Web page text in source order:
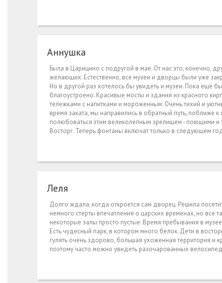
Аннушка
Была в Царицино с подругой в мае. От нас это, конечно,
желающих. Естественно, все музеи и дворцы были уже
Но в другой раз хотелось бы увидеть и музеи. Пока ещё
благоустроено. Красивые мосты и здания из красного
тележками с напитками и мороженным. Очень тихий и
время заката, мы направились в обратный путь, поближе
полюбоваться этим великолепным зрелищем - поющими
Восторг. Теперь фонтаны включат только в следующем
Леля
Долго ждала, когда откроется сам дворец. Решила
немного стерты впечатления о царских временах, но все
некоторые залы просто пустые. Время пребывания в
Есть чудесный парк, в котором много белок. Дети в
гулять очень здорово, большая ухоженная территория и
поэтому часто можно увидеть разочарованных